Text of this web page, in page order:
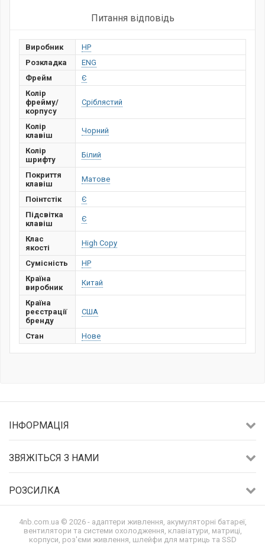
Питання відповідь
Виробник
HP
Розкладка
ENG
Фрейм
Є
Колір
фрейму/
корпусу
Сріблястий
Колір
клавіш
Чорний
Колір
шрифту
Білий
Покриття
клавіш
Матове
Поінтстік
Є
Підсвітка
клавіш
Є
Клас
якості
High Copy
Сумісність
HP
Країна
виробник
Китай
Країна
реєстрації
бренду
США
Стан Нове
ІНФОРМАЦІЯ
ЗВЯЖІТЬСЯ З НАМИ
РОЗСИЛКА
4nb.com.ua © 2026 - адаптери живлення, акумуляторні батареї,
вентилятори та системи охолодження, клавіатури, матриці,
корпуси, роз'єми живлення, шлейфи для матриць та SSD